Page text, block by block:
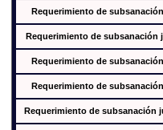
Requerimiento de
Requerimiento de subsanación
Requerimiento de
Requerimiento de
Requerimiento de subsanación